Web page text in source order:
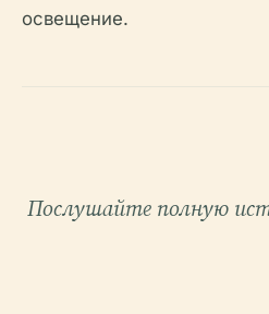
освещение.
Послушайте полную